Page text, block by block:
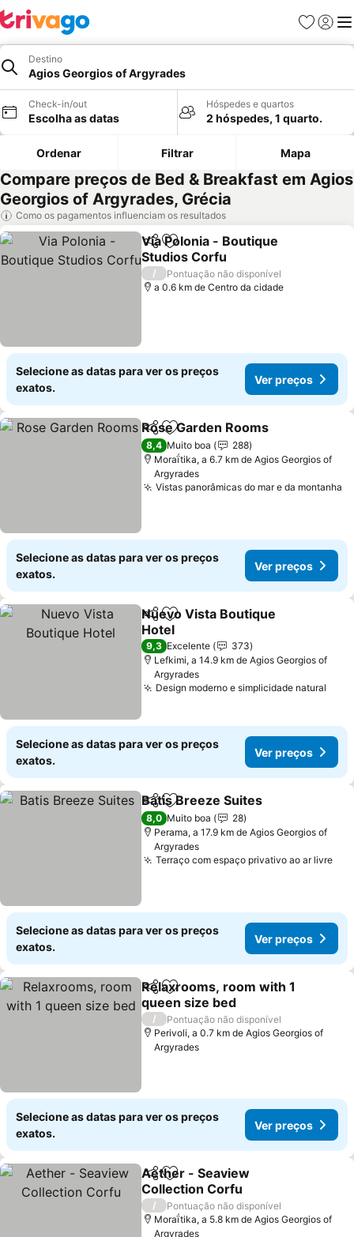
Favoritos
Iniciar
Destino
Agios Georgios of Argyrades
Check-in/out
Escolha as datas
Hóspedes e quartos
2 hóspedes, 1 quarto.
Ordenar Filtrar Mapa
Compare preços de Bed & Breakfast em Agios
Georgios of Argyrades, Grécia
Como os pagamentos influenciam os resultados
PartilharAdicionar aos favoritos
Via Polonia - Boutique
Studios Corfu
Ver preços
/
Pontuação não disponível
a 0.6 km de Centro da cidade
Selecione as datas para ver os preços
exatos.
Ver preços
PartilharAdicionar aos favoritos
Rose Garden Rooms
8,4 Muito boa
288
Moraḯtika, a 6.7 km de Agios Georgios of
Argyrades
Vistas panorâmicas do mar e da montanha
Selecione as datas para ver os preços
exatos.
Ver preços
PartilharAdicionar aos favoritos
Nuevo Vista Boutique
Hotel
Ver preços
9,3 Excelente
373
Lefkimi, a 14.9 km de Agios Georgios of
Argyrades
Design moderno e simplicidade natural
Selecione as datas para ver os preços
exatos.
Ver preços
PartilharAdicionar aos favoritos
Batis Breeze Suites
8,0 Muito boa
28
Perama, a 17.9 km de Agios Georgios of
Argyrades
Terraço com espaço privativo ao ar livre
Selecione as datas para ver os preços
exatos.
Ver preços
PartilharAdicionar aos favoritos
Relaxrooms, room with 1
queen size bed
Ver preços
/
Pontuação não disponível
Perivoli, a 0.7 km de Agios Georgios of
Argyrades
Selecione as datas para ver os preços
exatos.
Ver preços
PartilharAdicionar aos favoritos
Aether - Seaview
Collection Corfu
Ver preços
/
Pontuação não disponível
Moraḯtika, a 5.8 km de Agios Georgios of
Argyrades